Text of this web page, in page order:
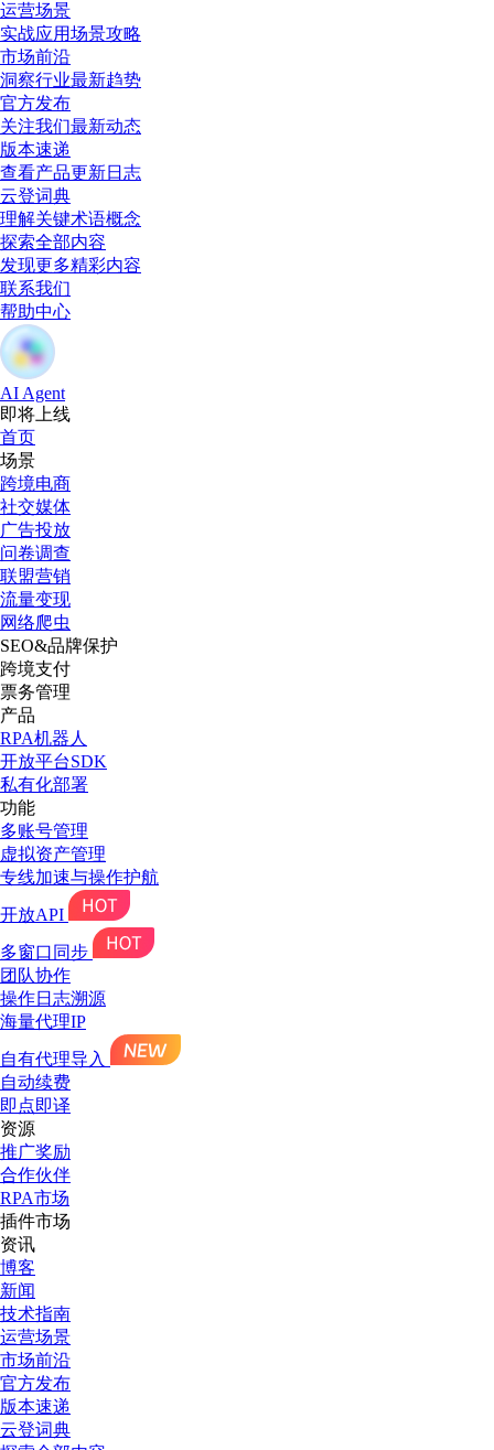
运营场景
实战应用场景攻略
市场前沿
洞察行业最新趋势
官方发布
关注我们最新动态
版本速递
查看产品更新日志
云登词典
理解关键术语概念
探索全部内容
发现更多精彩内容
联系我们
帮助中心
AI Agent
即将上线
首页
场景
跨境电商
社交媒体
广告投放
问卷调查
联盟营销
流量变现
网络爬虫
SEO&品牌保护
跨境支付
票务管理
产品
RPA机器人
开放平台SDK
私有化部署
功能
多账号管理
虚拟资产管理
专线加速与操作护航
开放API
多窗口同步
团队协作
操作日志溯源
海量代理IP
自有代理导入
自动续费
即点即译
资源
推广奖励
合作伙伴
RPA市场
插件市场
资讯
博客
新闻
技术指南
运营场景
市场前沿
官方发布
版本速递
云登词典